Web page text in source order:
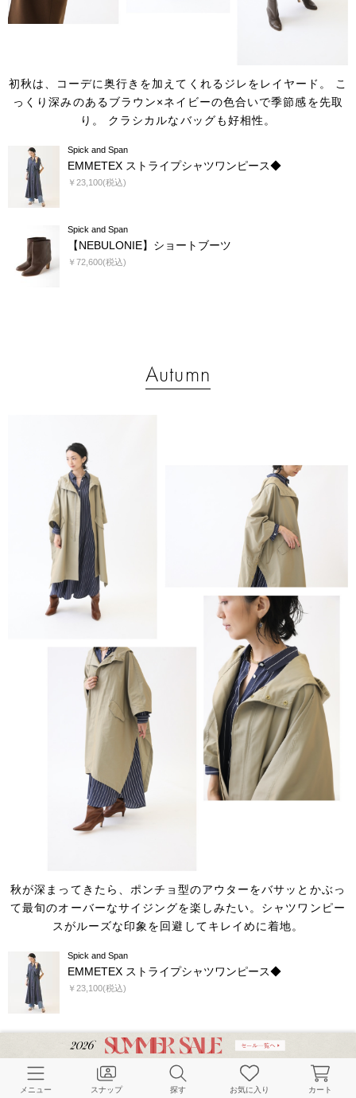
初秋は、コーデに奥行きを加えてくれるジレをレイヤード。
こ
っくり深みのあるブラウン×ネイビーの色合いで季節感を先取
り。
クラシカルなバッグも好相性。
Spick and Span
EMMETEX ストライプシャツワンピース◆
￥23,100(税込)
Spick and Span
【NEBULONIE】ショートブーツ
￥72,600(税込)
Autumn
秋が深まってきたら、ポンチョ型のアウターをバサッとかぶっ
て最旬のオーバーなサイジングを楽しみたい。 シャツワンピー
スがルーズな印象を回避してキレイめに着地。
Spick and Span
EMMETEX ストライプシャツワンピース◆
￥23,100(税込)
※クレジットの記載がないアイテムは入荷次第記載されます。
メニュー スナップ 探す お気に入り カート